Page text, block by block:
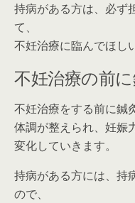
持病がある方は、必ず
て、
不妊治療に臨んでほし
不妊治療の前
不妊治療をする前に鍼
体調が整えられ、妊娠
変化していきます。
持病がある方には、持
ので、